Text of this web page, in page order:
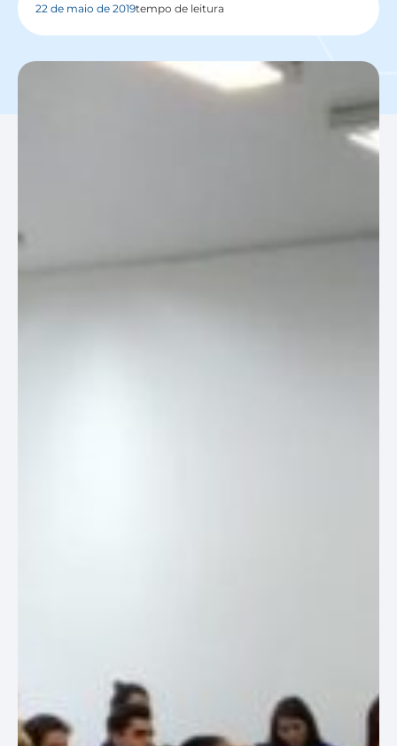
22 de maio de 2019tempo de leitura